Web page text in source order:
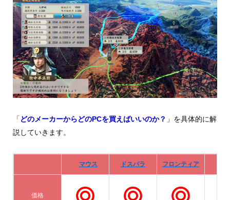
「 どのメーカーからどのPCを買えばいいのか？ 」を具体的に解
説していきます。
マウス ドスパラ フロンティア
価格